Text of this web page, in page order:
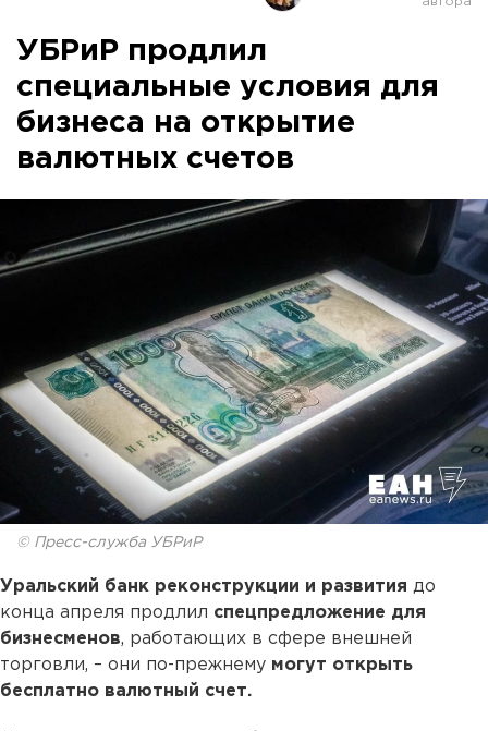
УБРиР продлил
специальные условия для
бизнеса на открытие
валютных счетов
© Пресс-служба УБРиР
Уральский банк реконструкции и развития до
конца апреля продлил спецпредложение для
бизнесменов, работающих в сфере внешней
торговли, – они по-прежнему могут открыть
бесплатно валютный счет.